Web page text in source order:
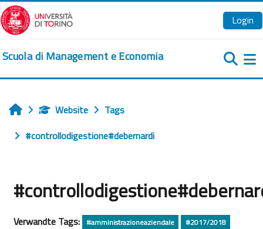
Zum Hauptinhalt
Login
Scuola di Management e Economia
Startseite
Website
Tags
#controllodigestione#debernardi
Verwandte Tags: #amministrazioneaziendale
#2017/2018